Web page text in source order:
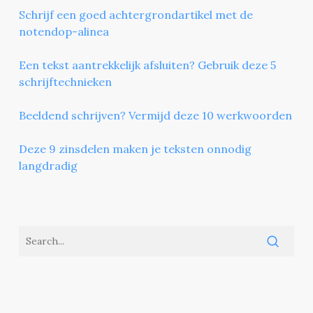
Schrijf een goed achtergrondartikel met de
notendop-alinea
Een tekst aantrekkelijk afsluiten? Gebruik deze 5
schrijftechnieken
Beeldend schrijven? Vermijd deze 10 werkwoorden
Deze 9 zinsdelen maken je teksten onnodig
langdradig